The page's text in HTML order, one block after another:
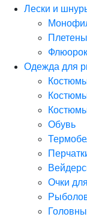
Лески и
Одежда для
Обувь
Очки